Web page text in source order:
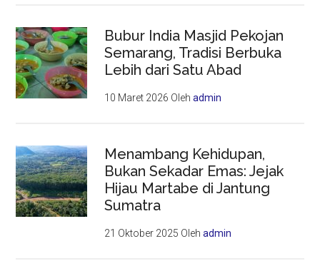
Bubur India Masjid Pekojan
Semarang, Tradisi Berbuka
Lebih dari Satu Abad
10 Maret 2026 Olehadmin
Menambang Kehidupan,
Bukan Sekadar Emas: Jejak
Hijau Martabe di Jantung
Sumatra
21 Oktober 2025 Olehadmin